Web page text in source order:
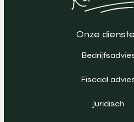
Onze
Fiscaal
Juridisch